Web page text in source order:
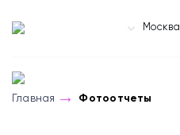
Москва
Главная Фотоотчеты